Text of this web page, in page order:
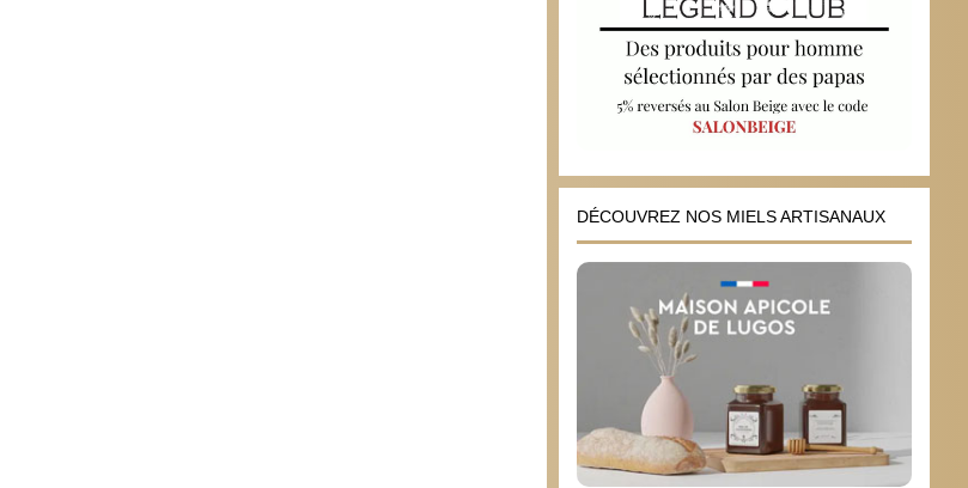
DÉCOUVREZ NOS MIELS ARTISANAUX